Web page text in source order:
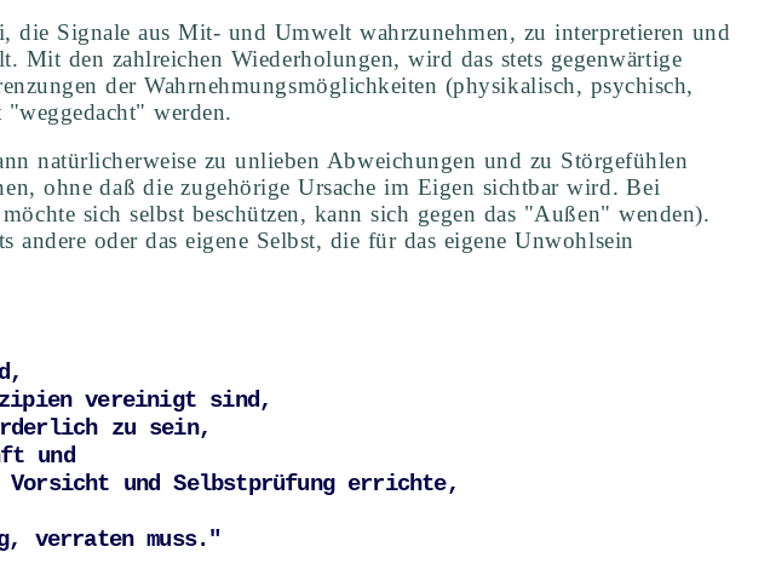
Signale aus Mit- und Umwelt wahrzunehmen, zu interpretieren und
Mit den zahlreichen Wiederholungen, wird das stets gegenwärtige
der Wahrnehmungsmöglichkeiten (physikalisch, psychisch,
werden.
natürlicherweise zu unlieben Abweichungen und zu Störgefühlen
ohne daß die zugehörige Ursache im Eigen sichtbar wird. Bei
sich selbst beschützen, kann sich gegen das "Außen" wenden).
oder das eigene Selbst, die für das eigene Unwohlsein
vereinigt sind,
zu sein,
und
Vorsicht und Selbstprüfung errichte,
verraten muss."